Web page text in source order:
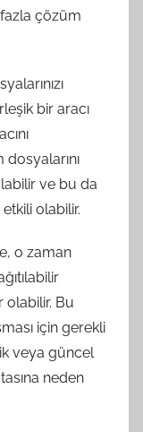
çözüm
bir aracı
ve bu da
olabilir.
o zaman
olabilir. Bu
için gerekli
veya güncel
neden